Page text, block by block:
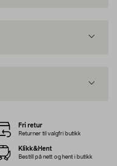
Fri retur
Returner til valgfri butikk
Klikk&Hent
Bestill på nett og hent i butikk